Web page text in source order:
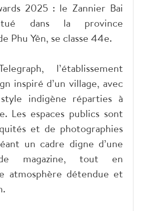
2025 : le Zannier Bai
dans la province
Phu Yên, se classe 44e.
l’établissement
inspiré d’un village, avec
indigène réparties à
Les espaces publics sont
et de photographies
un cadre digne d’une
magazine, tout en
atmosphère détendue et